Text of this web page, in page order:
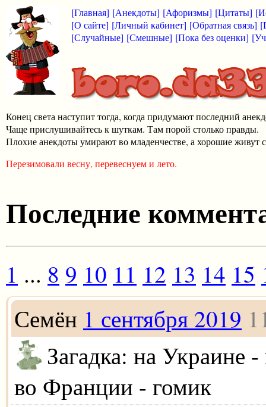
[Главная] [Анекдоты] [Афоризмы] [Цитаты]
[О сайте] [Личный кабинет] [Обратная связь]
[Случайные] [Смешные] [Пока без оценки]
Конец света наступит тогда, когда придумают последний
Чаще прислушивайтесь к шуткам. Там порой столько правды.
Плохие анекдоты умирают во младенчестве, а хорошие живут
Перезимовали весну, перевеснуем и лето.
Последние
1 ... 8 9 10 11 12 13 14 15
Семён 1 сентября 2019
Загадка: на Украине
во Франции - гомик